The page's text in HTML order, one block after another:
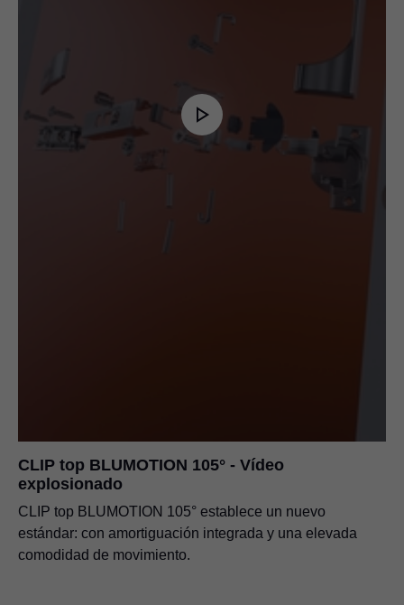
CLIP top BLUMOTION 105° - Vídeo
explosionado
CLIP top BLUMOTION 105° establece un nuevo
estándar: con amortiguación integrada y una elevada
comodidad de movimiento.